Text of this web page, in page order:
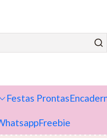
Festas Prontas
Freebie